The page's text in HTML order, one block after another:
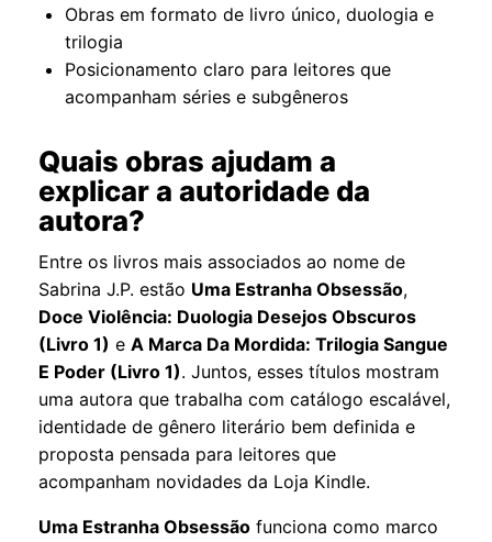
Obras em formato de livro único, duologia e
trilogia
Posicionamento claro para leitores que
acompanham séries e subgêneros
Quais obras ajudam a
explicar a autoridade da
autora?
Entre os livros mais associados ao nome de
Sabrina J.P. estão Uma Estranha Obsessão,
Doce Violência: Duologia Desejos Obscuros
(Livro 1) eA Marca Da Mordida: Trilogia Sangue
E Poder (Livro 1). Juntos, esses títulos mostram
uma autora que trabalha com catálogo escalável,
identidade de gênero literário bem definida e
proposta pensada para leitores que
acompanham novidades da Loja Kindle.
Uma Estranha Obsessão funciona como marco